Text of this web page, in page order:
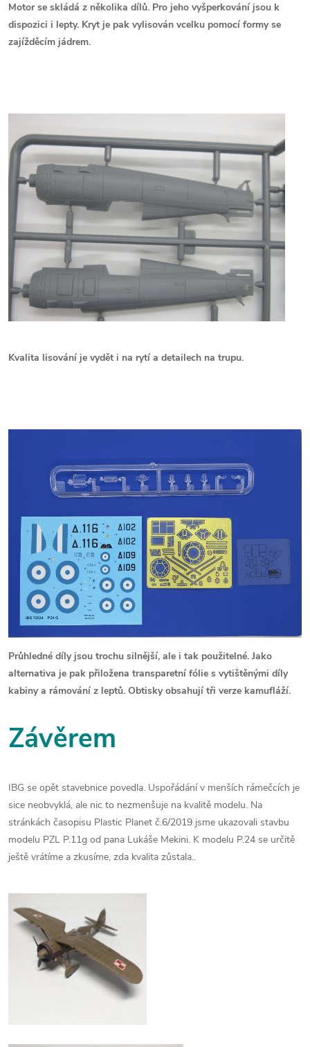
Motor se skládá z několika dílů. Pro jeho vyšperkování jsou k
dispozici i lepty. Kryt je pak vylisován vcelku pomocí formy se
zajížděcím jádrem.
Kvalita lisování je vydět i na rytí a detailech na trupu.
Průhledné díly jsou trochu silnější, ale i tak použitelné. Jako
alternativa je pak přiložena transparetní fólie s vytištěnými díly
kabiny a rámování z leptů. Obtisky obsahují tři verze kamufláží.
Závěrem
IBG se opět stavebnice povedla. Uspořádání v menších rámečcích je
sice neobvyklá, ale nic to nezmenšuje na kvalitě modelu. Na
stránkách časopisu Plastic Planet č.6/2019 jsme ukazovali stavbu
modelu PZL P.11g od pana Lukáše Mekini. K modelu P.24 se určitě
ještě vrátíme a zkusíme, zda kvalita zůstala..